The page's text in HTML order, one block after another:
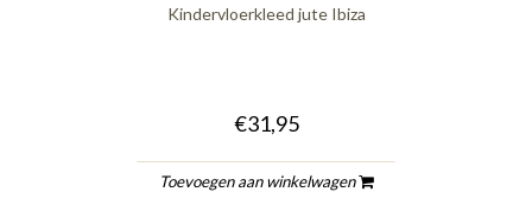
Kindervloerkleed jute Ibiza
€31,95
Toevoegen aan winkelwagen